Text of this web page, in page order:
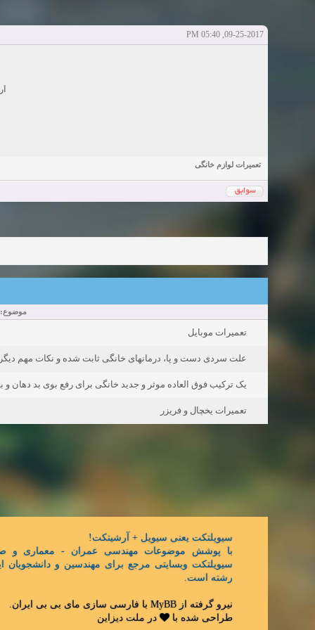
Girls in your town for night - Real-life Females
09-25-2017, 05:40 PM
تعمیرات لوازم خانگی
موضوع:
تعمیرات موبایل
علت سردی دست و پا، درمانهای خانگی ثابت شده و نکات مهم دیگر
یک ترکیب فوق العاده موثر و جدید خانگی برای رفع بوی بد دهان و
تعمیرات یخچال و فریزر
سیویلتکت یعنی سیویل + آرشیتکت!
با پوشش موضوعات مهندسی عمران - معماری و
سیویلتکت وبسایتی مرجع برای مهندسین و دانشجویان
رشته است.
نیرو گرفته ازMyBB با فارسی سازی مای بی بی ایران.
طراحی شده با
در ملت دیزاین